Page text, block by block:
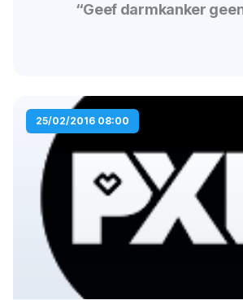
“Geef darmkanker
25/02/2016 08:00